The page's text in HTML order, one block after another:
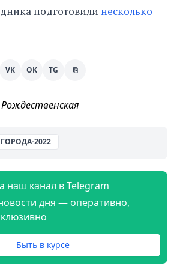
подготовили несколько
VK OK TG ⎘
Рождественская
2022
наш канал в Telegram
дня — оперативно,
Быть в курсе